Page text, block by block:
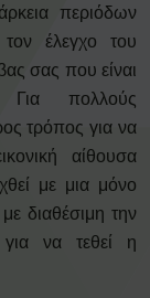
περιόδων
τον έλεγχο του
σας που είναι
πολλούς
τρόπος για να
αίθουσα
με μια μόνο
διαθέσιμη την
να τεθεί η